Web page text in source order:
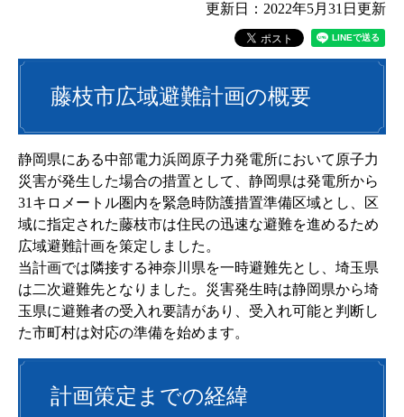
更新日：2022年5月31日更新
藤枝市広域避難計画の概要
静岡県にある中部電力浜岡原子力発電所において原子力
災害が発生した場合の措置として、静岡県は発電所から
31キロメートル圏内を緊急時防護措置準備区域とし、区
域に指定された藤枝市は住民の迅速な避難を進めるため
広域避難計画を策定しました。
当計画では隣接する神奈川県を一時避難先とし、埼玉県
は二次避難先となりました。災害発生時は静岡県から埼
玉県に避難者の受入れ要請があり、受入れ可能と判断し
た市町村は対応の準備を始めます。
計画策定までの経緯